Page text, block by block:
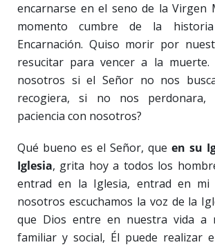
encarnarse en el seno de la Virgen
momento cumbre de la
Encarnación. Quiso morir por
resucitar para vencer a la muerte.
nosotros si el Señor no nos
recogiera, si no nos
paciencia con nosotros?
Qué bueno es el Señor, que en su
Iglesia, grita hoy a todos los
entrad en la Iglesia, entrad en mi
nosotros escuchamos la voz de la
que Dios entre en nuestra vida a
familiar y social, Él puede realizar